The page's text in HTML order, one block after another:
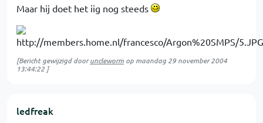
Maar hij doet het iig nog steeds
[Bericht gewijzigd dooruncleworm op maandag 29 november 2004
13:44:22 ]
ledfreak